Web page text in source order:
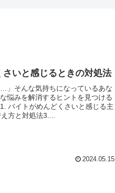
いと感じるときの対処法
」そんな気持ちになっているあな
悩みを解消するヒントを見つける
バイトがめんどくさいと感じる主
方と対処法3....
2024.05.15